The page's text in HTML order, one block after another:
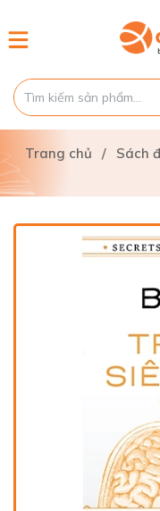
Trang chủ / Sách